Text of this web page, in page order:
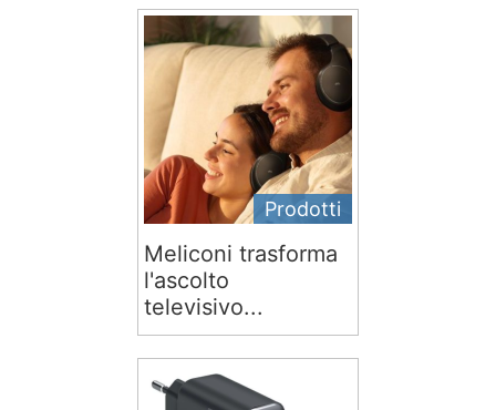
Prodotti
Meliconi trasforma
l'ascolto
televisivo...